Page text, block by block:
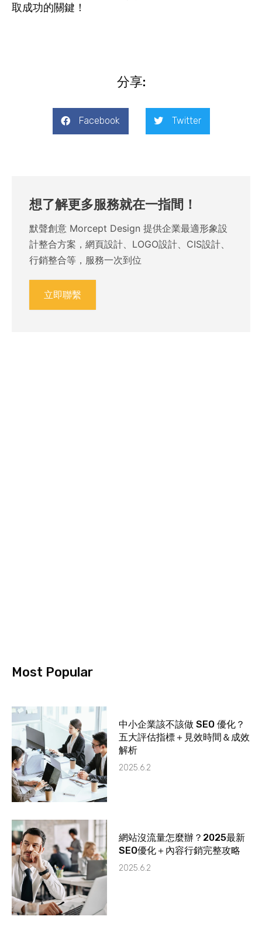
取成功的關鍵！
分享:
Facebook Twitter
想了解更多服務就在一指間！
默聲創意 Morcept Design 提供企業最適形象設
計整合方案，網頁設計、LOGO設計、CIS設計、
行銷整合等，服務一次到位
立即聯繫
Most Popular
中小企業該不該做 SEO 優化？
五大評估指標＋見效時間＆成效
解析
2025.6.2
網站沒流量怎麼辦？2025最新
SEO優化＋內容行銷完整攻略
2025.6.2